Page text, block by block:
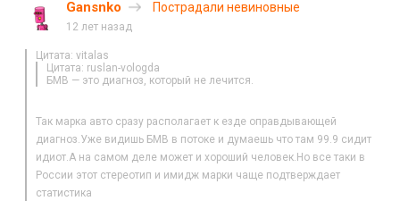
Gansnko Пострадали невиновные
12 лет назад
Цитата: vitalas
Цитата: ruslan-vologda
БМВ — это диагноз, который не лечится.
Так марка авто сразу располагает к езде оправдывающей
диагноз.Уже видишь БМВ в потоке и думаешь что там 99.9 сидит
идиот.А на самом деле может и хороший человек.Но все таки в
России этот стереотип и имидж марки чаще подтверждает
статистика